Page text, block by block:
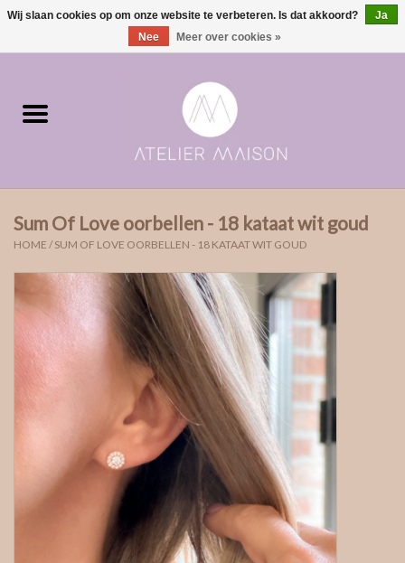
0 Artikelen - €0,00
Moments | verloving & geboorte
ONE of ONE
The Wedding collectie
Soulmates
gepersonaliseerde juwelen
Armbanden
Sum Of Love oorbellen - 18 kataat wit goud
HOME /SUM OF LOVE OORBELLEN - 18 KATAAT WIT GOUD
Wij slaan cookies op om onze website te verbeteren. Is dat akkoord?
Ja
Nee
Meer over cookies »